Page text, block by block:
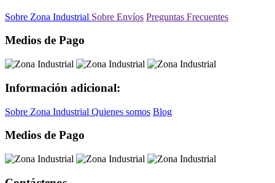
Sobre Zona Industrial Sobre Envíos Preguntas Frecuentes
Medios de Pago
Información adicional:
Sobre Zona Industrial Quienes somos Blog
Medios de Pago